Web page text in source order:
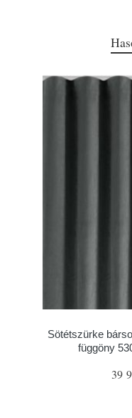
Sötétszürke
függöny
39